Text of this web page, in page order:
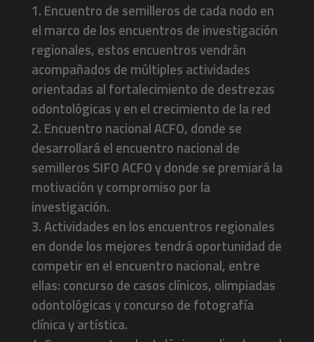
1. Encuentro de semilleros de cada nodo en
el marco de los encuentros de investigación
regionales, estos encuentros vendrán
acompañados de múltiples actividades
orientadas al fortalecimiento de destrezas
odontológicas y en el crecimiento de la red
2. Encuentro nacional ACFO, donde se
desarrollará el encuentro nacional de
semilleros SIFO ACFO y donde se premiará la
motivación y compromiso por la
investigación.
3. Actividades en los encuentros regionales
en donde los mejores tendrá oportunidad de
competir en el encuentro nacional, entre
ellas: concurso de casos clínicos, olimpiadas
odontológicas y concurso de fotografía
clínica y artística.